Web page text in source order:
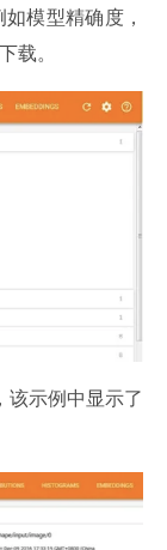
模型精确度，
载。
该示例中显示了